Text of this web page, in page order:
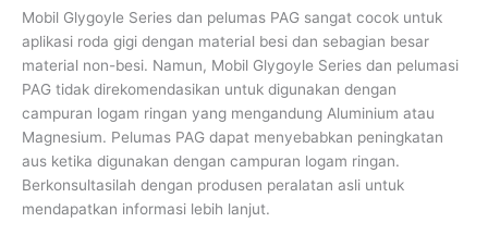
Mobil Glygoyle Series dan pelumas PAG sangat cocok untuk
aplikasi roda gigi dengan material besi dan sebagian besar
material non-besi. Namun, Mobil Glygoyle Series dan pelumasi
PAG tidak direkomendasikan untuk digunakan dengan
campuran logam ringan yang mengandung Aluminium atau
Magnesium. Pelumas PAG dapat menyebabkan peningkatan
aus ketika digunakan dengan campuran logam ringan.
Berkonsultasilah dengan produsen peralatan asli untuk
mendapatkan informasi lebih lanjut.